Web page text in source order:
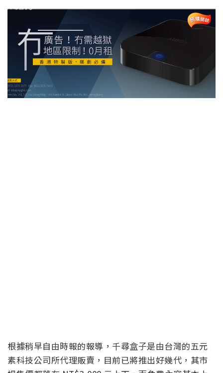
根據稍早自由時報的報導，千尋盒子是由台灣的五元
素科技公司所代理販賣，目前已將推出好幾代，其市